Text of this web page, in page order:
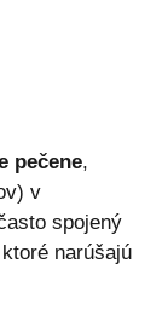
pečene,
v
spojený
narúšajú